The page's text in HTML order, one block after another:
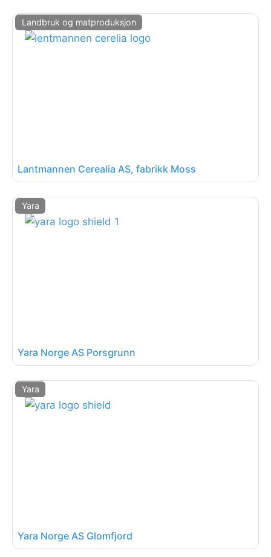
Landbruk og matproduksjon
Lantmannen Cerealia AS, fabrikk Moss
Yara
Yara Norge AS Porsgrunn
Yara
Yara Norge AS Glomfjord